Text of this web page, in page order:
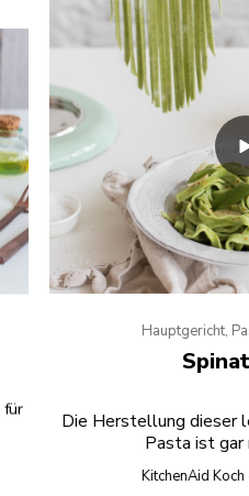
für
Hauptgericht,
Die Herstellung dieser
Pasta ist gar
KitchenAid